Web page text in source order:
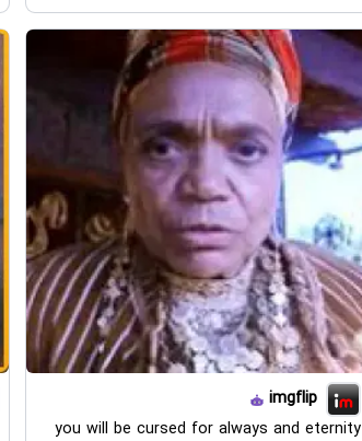
imgflip
you will be cursed for always and eternity